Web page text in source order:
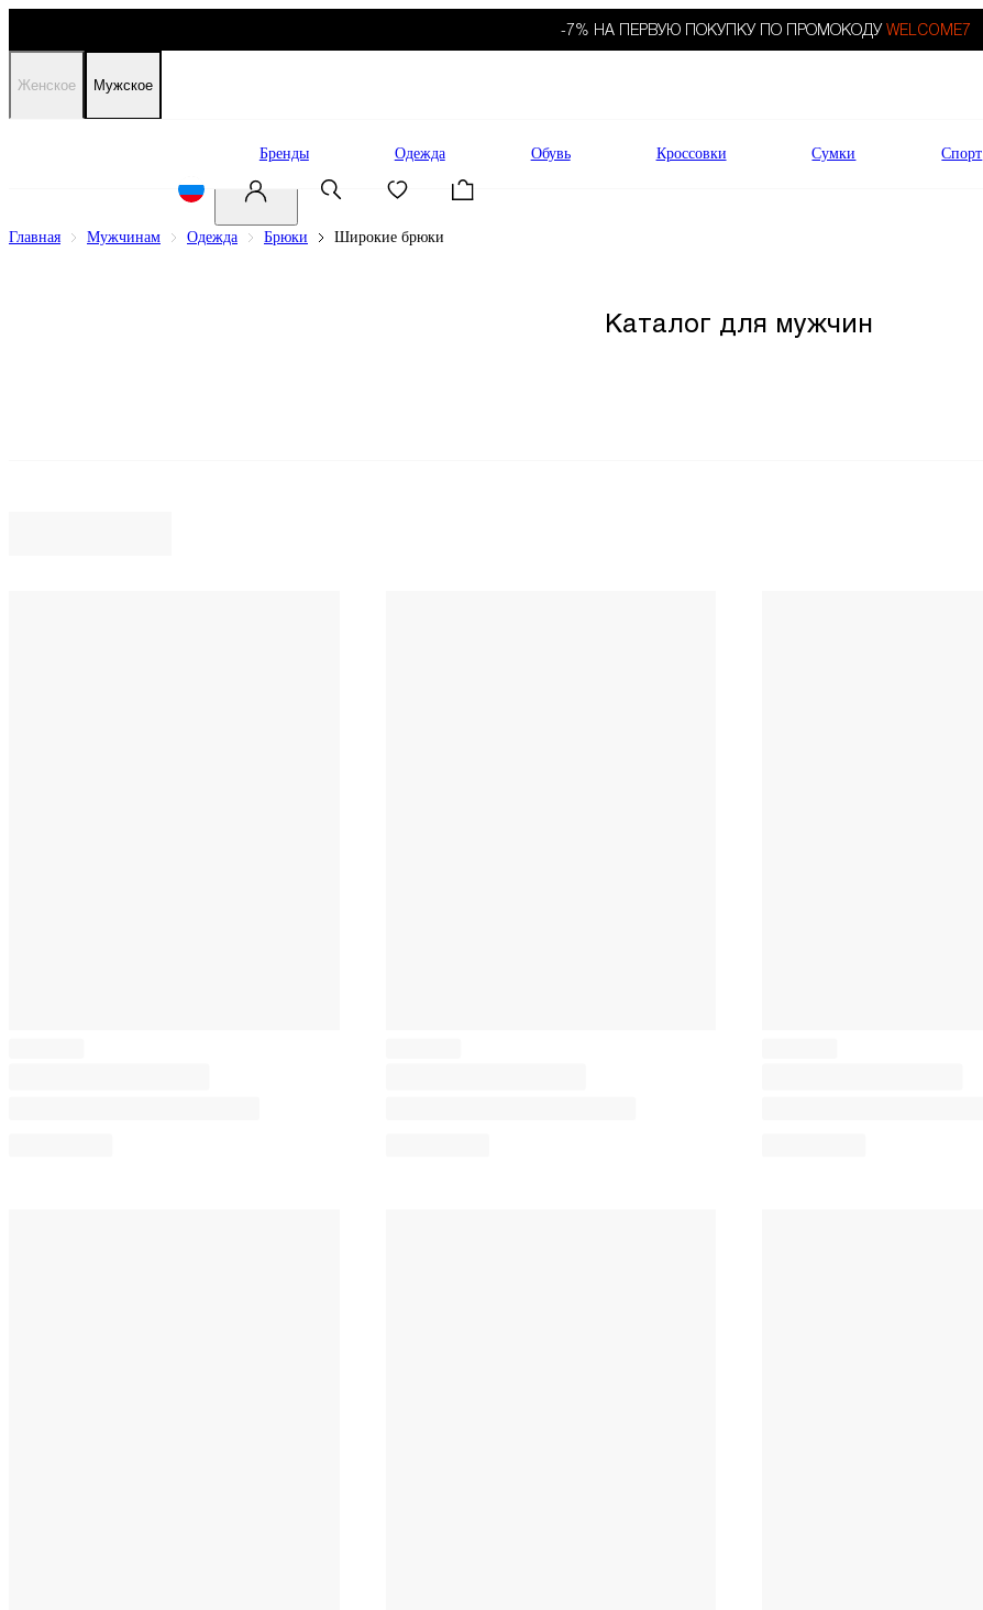
-7% НА ПЕРВУЮ ПОКУПКУ ПО ПРОМОКОДУ WELCOME7
Женское Мужское
Бренды Одежда Обувь Кроссовки Сумки Спорт
Главная Мужчинам Одежда Брюки Широкие брюки
Каталог для мужчин